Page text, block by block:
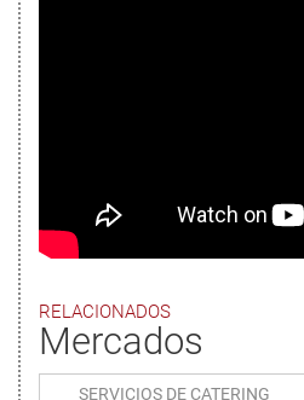
RELACIONADOS
Mercados
SERVICIOS DE CATERING